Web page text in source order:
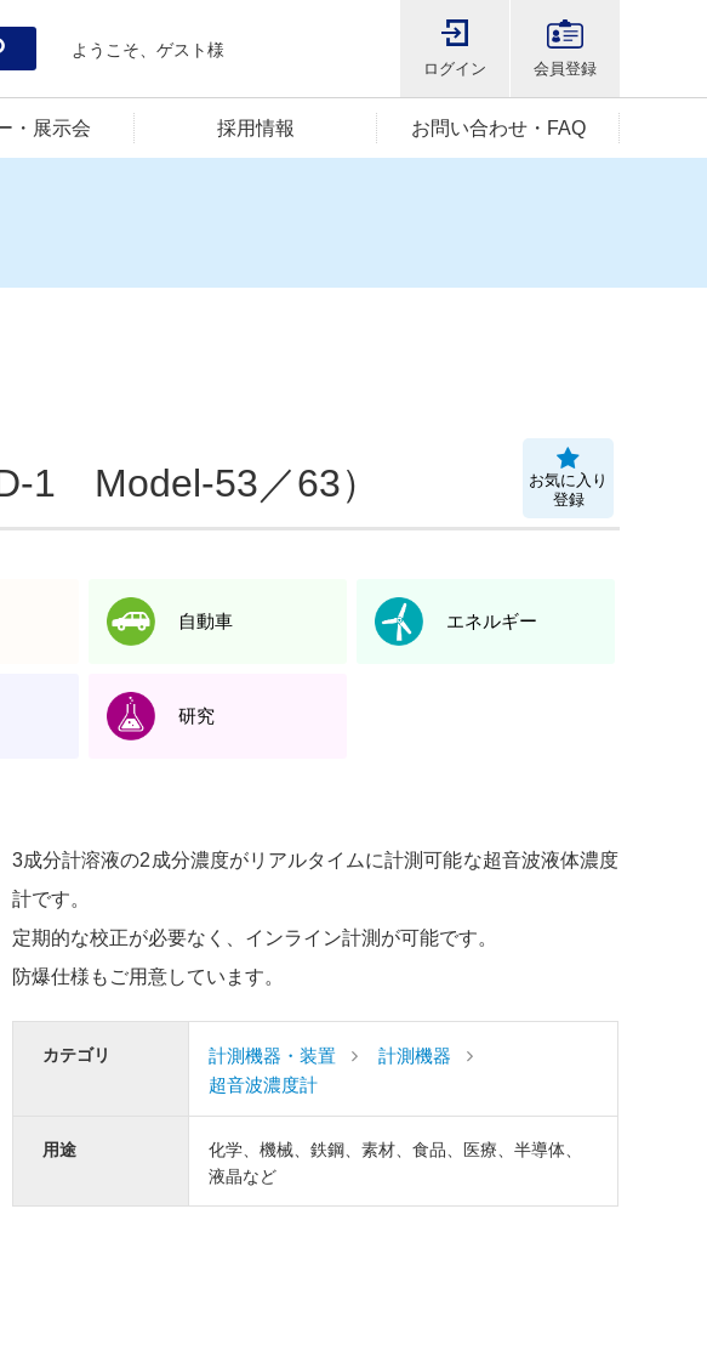
ようこそ、ゲスト様
ログイン 会員登録
・展示会 採用情報 お問い合わせ・FAQ
お気に入り
登録
1 Model-53／63）
自動車 エネルギー
研究
3成分計溶液の2成分濃度がリアルタイムに計測可能な超音波液体濃度
計です。
定期的な校正が必要なく、インライン計測が可能です。
防爆仕様もご用意しています。
カテゴリ 計測機器・装置
計測機器
超音波濃度計
用途
化学、機械、鉄鋼、素材、食品、医療、半導体、
液晶など